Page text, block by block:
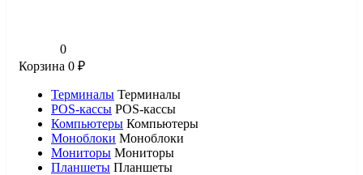
0
Корзина 0 ₽
Терминалы Терминалы
POS-кассы POS-кассы
Компьютеры Компьютеры
Моноблоки Моноблоки
Мониторы Мониторы
Планшеты Планшеты